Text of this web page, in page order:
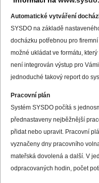
Automatické vytváření
SYSDO na základě
docházku potřebnou pro
možné ukládat ve formátu,
není integrován výstup pro
jednoduché takový report do
Pracovní plán
Systém SYSDO počítá s
přednastaveny nejběžnější
přidat nebo upravit. Pracovní
vyznačeny dny pracovního
mateřská dovolená a další. V
odpracovaných hodin, počet